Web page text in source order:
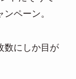
ペーン。
数にしか目が